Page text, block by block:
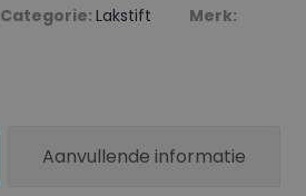
Categorie: Lakstift
Merk:
Aanvullende informatie